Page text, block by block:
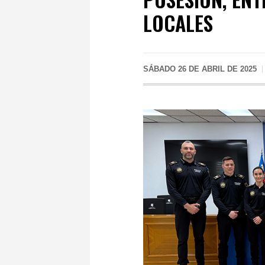
LOCALES
SÁBADO 26 DE ABRIL DE 2025